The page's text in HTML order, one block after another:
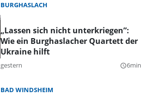
BURGHASLACH
„Lassen sich nicht unterkriegen”:
Wie ein Burghaslacher Quartett der
Ukraine hilft
gestern query_builder6min
BAD WINDSHEIM